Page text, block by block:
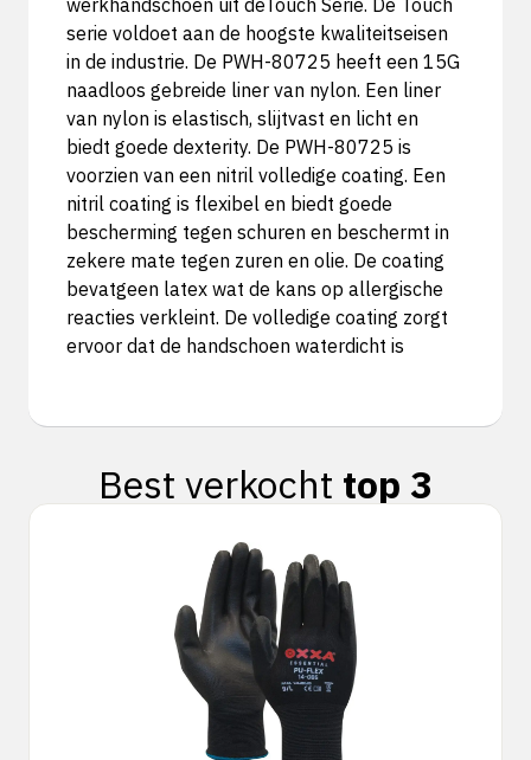
werkhandschoen uit deTouch Serie. De Touch
serie voldoet aan de hoogste kwaliteitseisen
in de industrie. De PWH-80725 heeft een 15G
naadloos gebreide liner van nylon. Een liner
van nylon is elastisch, slijtvast en licht en
biedt goede dexterity. De PWH-80725 is
voorzien van een nitril volledige coating. Een
nitril coating is flexibel en biedt goede
bescherming tegen schuren en beschermt in
zekere mate tegen zuren en olie. De coating
bevatgeen latex wat de kans op allergische
reacties verkleint. De volledige coating zorgt
ervoor dat de handschoen waterdicht is
Best verkocht top 3